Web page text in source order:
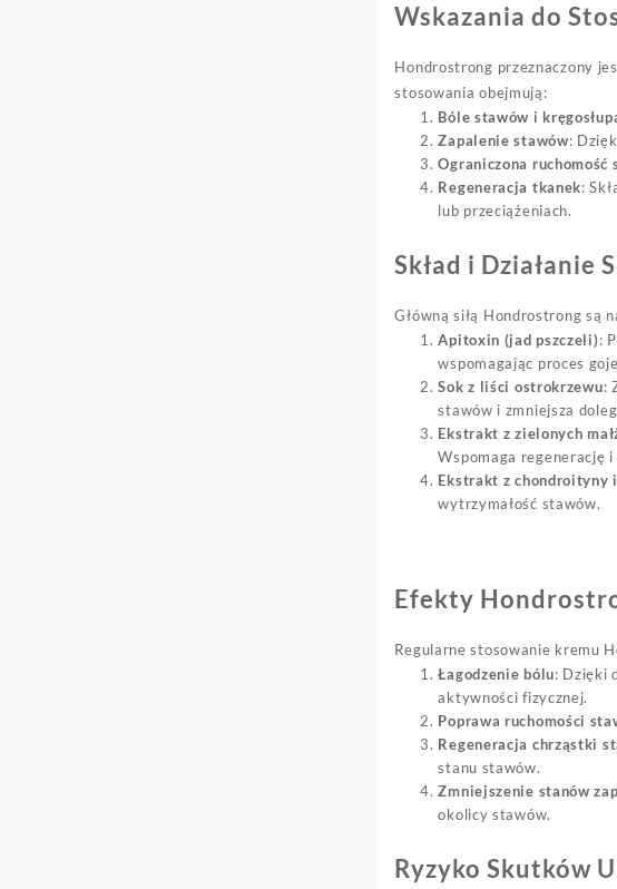
Wskazania do
Hondrostrong przeznaczony
stosowania obejmują:
Bóle stawów i
Zapalenie stawów:
Ograniczona ruchomość
Regeneracja tkanek:
lub przeciążeniach.
Skład i Działanie
Główną siłą Hondrostrong są
Apitoxin (jad pszczeli):
wspomagając proces
Sok z liści ostrokrzewu:
stawów i zmniejsza
Ekstrakt z zielonych
Wspomaga regenerację
Ekstrakt z chondroityny
wytrzymałość stawów.
Efekty
Regularne stosowanie kremu
Łagodzenie bólu: Dzięki
aktywności fizycznej.
Poprawa ruchomości
Regeneracja chrząstki
stanu stawów.
Zmniejszenie stanów
okolicy stawów.
Ryzyko Skutków